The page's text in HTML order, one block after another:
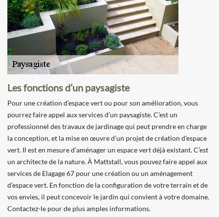
Les fonctions d’un paysagiste
Pour une création d’espace vert ou pour son amélioration, vous
pourrez faire appel aux services d’un paysagiste. C’est un
professionnel des travaux de jardinage qui peut prendre en charge
la conception, et la mise en œuvre d’un projet de création d’espace
vert. Il est en mesure d’aménager un espace vert déjà existant. C’est
un architecte de la nature. À Mattstall, vous pouvez faire appel aux
services de Elagage 67 pour une création ou un aménagement
d’espace vert. En fonction de la configuration de votre terrain et de
vos envies, il peut concevoir le jardin qui convient à votre domaine.
Contactez-le pour de plus amples informations.